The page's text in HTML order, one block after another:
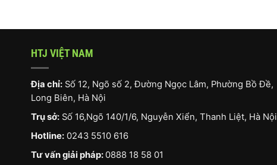
HTJ VIỆT NAM
Địa chỉ: Số 12, Ngõ số 2, Đường Ngọc Lâm, Phường Bồ Đề,
Long Biên, Hà Nội
Trụ sở: Số 16,Ngõ 140/1/6, Nguyễn Xiển, Thanh Liệt, Hà Nội
Hotline: 0243 5510 616
Tư vấn giải pháp: 0888 18 58 01